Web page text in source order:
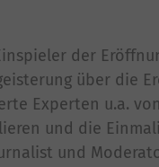
der
über die
Experten u.a.
und die
und